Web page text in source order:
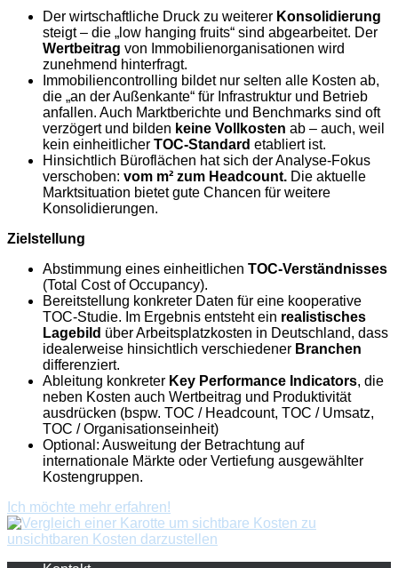
Der wirtschaftliche Druck zu weiterer Konsolidierung
steigt – die „low hanging fruits“ sind abgearbeitet. Der
Wertbeitrag von Immobilienorganisationen wird
zunehmend hinterfragt.
Immobiliencontrolling bildet nur selten alle Kosten ab,
die „an der Außenkante“ für Infrastruktur und Betrieb
anfallen. Auch Marktberichte und Benchmarks sind oft
verzögert und bilden keine Vollkosten ab – auch, weil
kein einheitlicher TOC-Standard etabliert ist.
Hinsichtlich Büroflächen hat sich der Analyse-Fokus
verschoben: vom m² zum Headcount. Die aktuelle
Marktsituation bietet gute Chancen für weitere
Konsolidierungen.
Zielstellung
Abstimmung eines einheitlichen TOC-Verständnisses
(Total Cost of Occupancy).
Bereitstellung konkreter Daten für eine kooperative
TOC-Studie. Im Ergebnis entsteht ein realistisches
Lagebild über Arbeitsplatzkosten in Deutschland, dass
idealerweise hinsichtlich verschiedener Branchen
differenziert.
Ableitung konkreter Key Performance Indicators, die
neben Kosten auch Wertbeitrag und Produktivität
ausdrücken (bspw. TOC / Headcount, TOC / Umsatz,
TOC / Organisationseinheit)
Optional: Ausweitung der Betrachtung auf
internationale Märkte oder Vertiefung ausgewählter
Kostengruppen.
Ich möchte mehr erfahren!